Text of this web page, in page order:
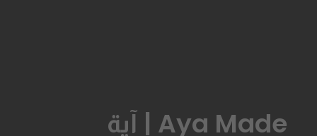
Aya Made | آية